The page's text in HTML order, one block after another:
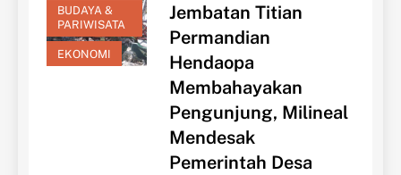
BUDAYA &
PARIWISATA
EKONOMI
Jembatan Titian
Permandian
Hendaopa
Membahayakan
Pengunjung, Milineal
Mendesak
Pemerintah Desa